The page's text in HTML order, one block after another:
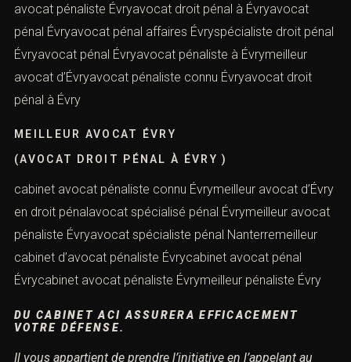
avocat pénaliste Évryavocat droit pénal à Évryavocat
pénal Évryavocat pénal affaires Évryspécialiste droit pénal
Évryavocat pénal Évryavocat pénaliste à Évrymeilleur
avocat d’Évryavocat pénaliste connu Évryavocat droit
pénal à Évry
MEILLEUR AVOCAT ÉVRY
(AVOCAT DROIT PÉNAL À ÉVRY )
cabinet avocat pénaliste connu Évrymeilleur avocat d’Évry
en droit pénalavocat spécialisé pénal Évrymeilleur avocat
pénaliste Évryavocat spécialiste pénal Nanterremeilleur
cabinet d’avocat pénaliste Évrycabinet avocat pénal
Évrycabinet avocat pénaliste Évrymeilleur pénaliste Évry
DU CABINET ACI ASSURERA EFFICACEMENT
VOTRE DÉFENSE.
Il vous appartient de prendre l’initiative en l’appelant au